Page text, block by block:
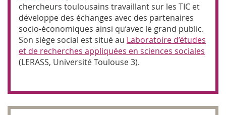
chercheurs toulousains travaillant sur les TIC et
développe des échanges avec des partenaires
socio-économiques ainsi qu’avec le grand public.
Son siège social est situé au Laboratoire d’études
et de recherches appliquées en sciences sociales
(LERASS, Université Toulouse 3).